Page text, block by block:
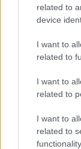
related to
device
I want to
related to
I want to
related to
I want to
related to
Κόσμος|
Σάλος
Μιλώντας
εξέφρασε
οποίο
σήματος